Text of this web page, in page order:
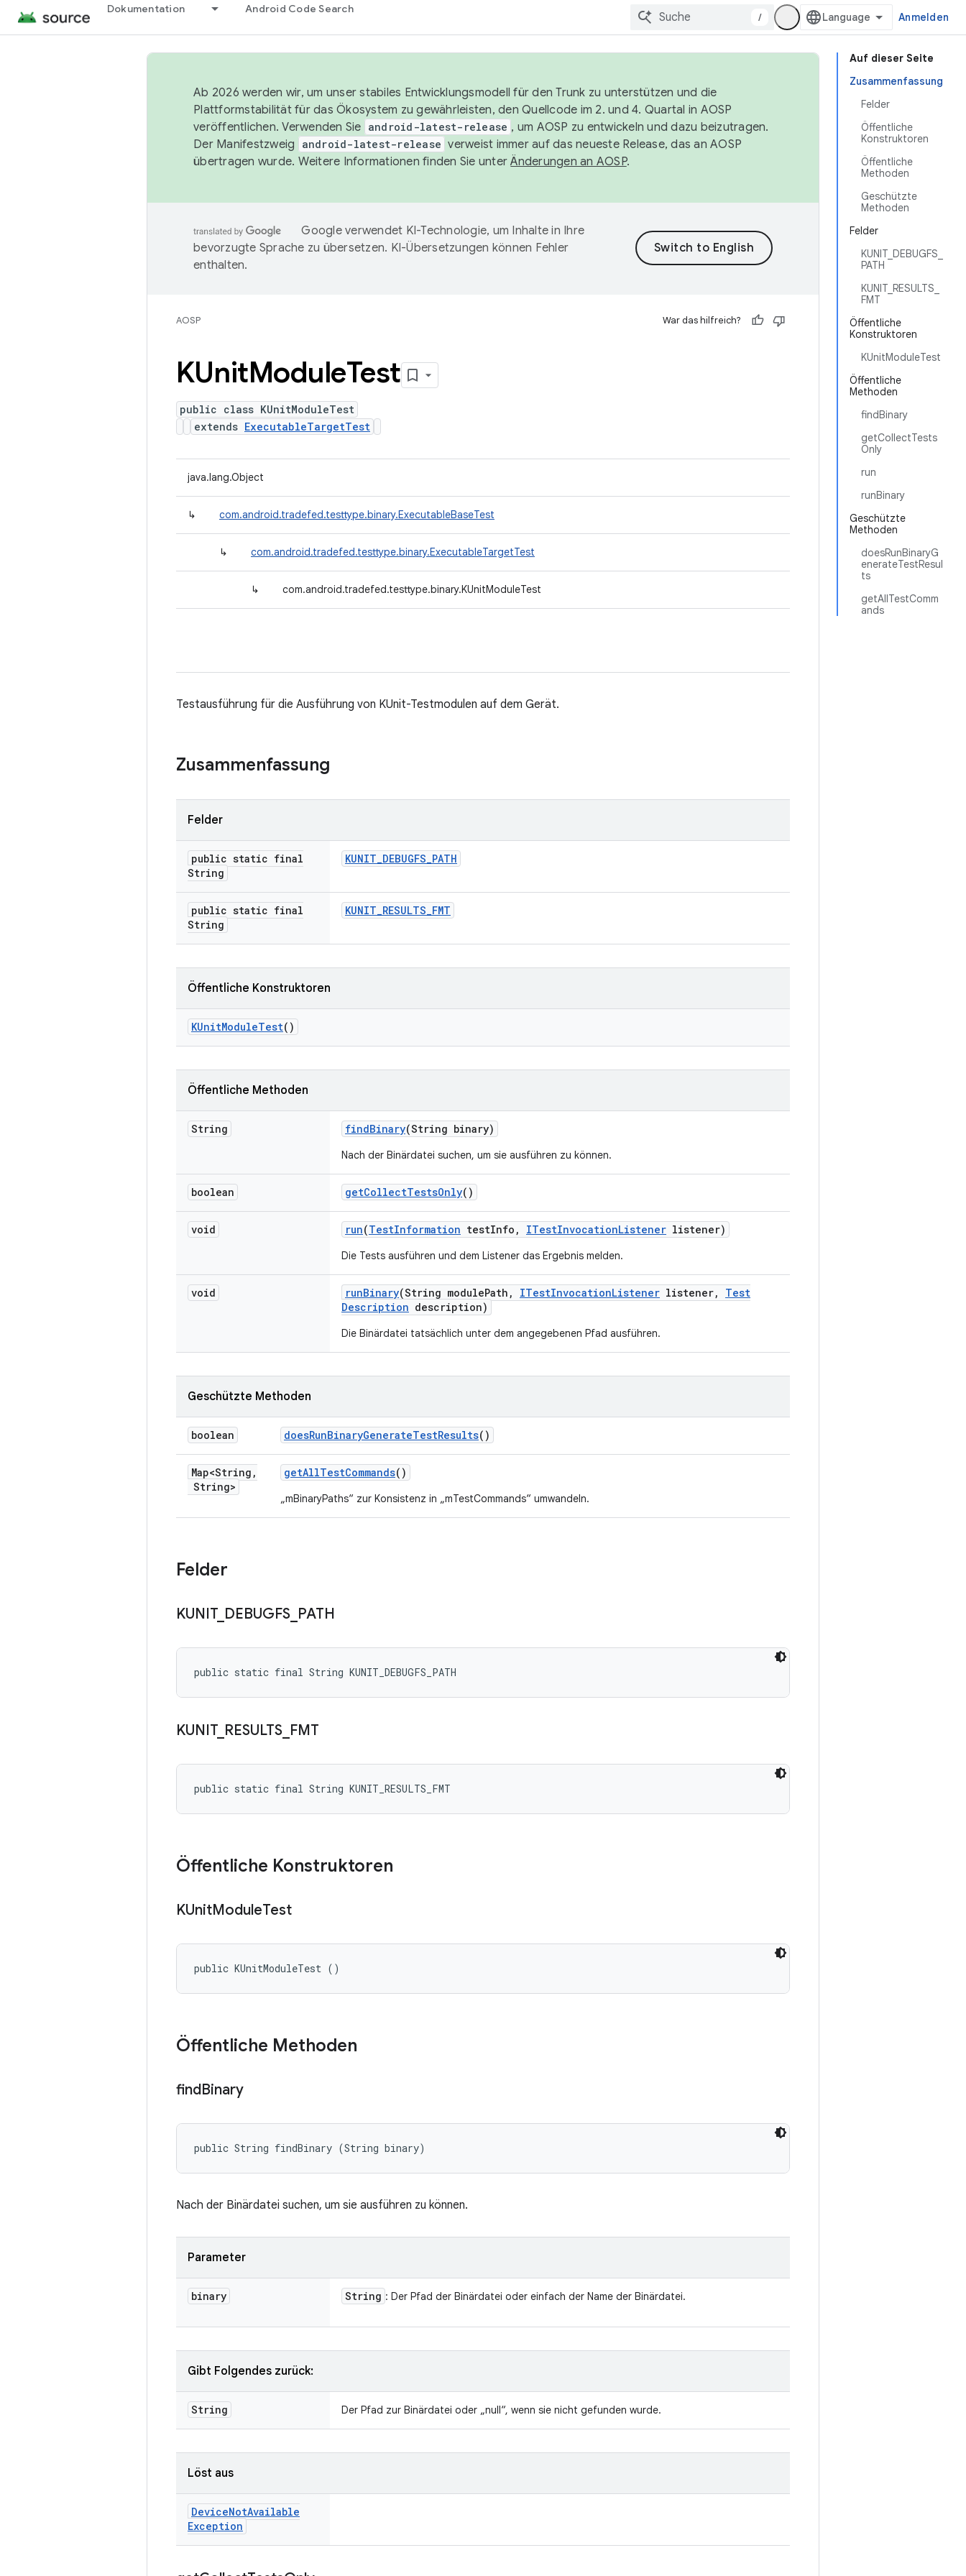
Dokumentation Android Code Search
/ Anmelden
Auf dieser Seite
Zusammenfassung
Felder
Öffentliche
Konstruktoren
Öffentliche
Methoden
Geschützte
Methoden
Felder
KUNIT_DEBUGFS_
PATH
KUNIT_RESULTS_
FMT
Öffentliche
Konstruktoren
KUnitModuleTest
Öffentliche
Methoden
findBinary
getCollectTests
Only
run
runBinary
Geschützte
Methoden
doesRunBinaryG
enerateTestResul
ts
getAllTestComm
ands
Ab 2026 werden wir, um unser stabiles Entwicklungsmodell für den Trunk zu unterstützen und die
Plattformstabilität für das Ökosystem zu gewährleisten, den Quellcode im 2. und 4. Quartal in AOSP
veröffentlichen. Verwenden Sie android-latest-release , um AOSP zu entwickeln und dazu beizutragen.
Der Manifestzweig
android-latest-release verweist immer auf das neueste Release, das an AOSP
übertragen wurde. Weitere Informationen finden Sie unterÄnderungen an AOSP.
Google verwendet KI-Technologie, um Inhalte in Ihre
bevorzugte Sprache zu übersetzen. KI-Übersetzungen können Fehler
enthalten.
AOSP War das hilfreich?
KUnitModuleTest
public class KUnitModuleTest
extends ExecutableTargetTest
java.lang.Object
↳ com.android.tradefed.testtype.binary.ExecutableBaseTest
↳ com.android.tradefed.testtype.binary.ExecutableTargetTest
↳ com.android.tradefed.testtype.binary.KUnitModuleTest
Testausführung für die Ausführung von KUnit-Testmodulen auf dem Gerät.
Zusammenfassung
Felder
public static final
String
KUNIT_DEBUGFS_PATH
public static final
String
KUNIT_RESULTS_FMT
Öffentliche Konstruktoren
KUnitModuleTest()
Öffentliche Methoden
String findBinary(String binary)
Nach der Binärdatei suchen, um sie ausführen zu können.
boolean getCollectTestsOnly()
void run(TestInformation testInfo , ITestInvocationListener listener)
Die Tests ausführen und dem Listener das Ergebnis melden.
void runBinary(String modulePath , ITestInvocationListener listener,
Test
Description description)
Die Binärdatei tatsächlich unter dem angegebenen Pfad ausführen.
Geschützte Methoden
boolean doesRunBinaryGenerateTestResults()
Map<String ,
String>
getAllTestCommands()
„mBinaryPaths“ zur Konsistenz in „mTestCommands“ umwandeln.
Felder
KUNIT_ DEBUGFS PATH
public static final String KUNIT_DEBUGFS_PATH
KUNIT_ RESULTS FMT
public static final String KUNIT_RESULTS_FMT
Öffentliche Konstruktoren
KUnitModuleTest
public KUnitModuleTest ()
Öffentliche Methoden
findBinary
public String findBinary (String binary)
Nach der Binärdatei suchen, um sie ausführen zu können.
Parameter
binary String : Der Pfad der Binärdatei oder einfach der Name der Binärdatei.
Gibt Folgendes zurück:
String Der Pfad zur Binärdatei oder „null“, wenn sie nicht gefunden wurde.
Löst aus
DeviceNotAvailable
Exception